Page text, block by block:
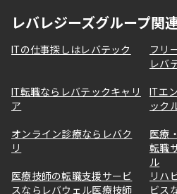
レバレジーズグループ関
ITの仕事探しはレバテック
フリ
レバ
IT転職ならレバテックキャリ
ア
ITエ
ック
オンライン診療ならレバク
リ
医療
転職
ル
医療技師の転職支援サービ
スならレバウェル医療技師
リハ
ビス